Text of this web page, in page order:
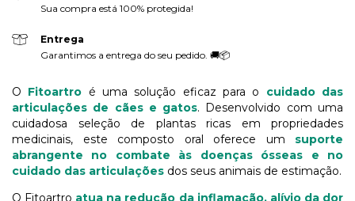
Sua compra está 100% protegida!
Entrega
Garantimos a entrega do seu pedido. 🚚📦
O Fitoartro é uma solução eficaz para o cuidado das
articulações de cães e gatos. Desenvolvido com uma
cuidadosa seleção de plantas ricas em propriedades
medicinais, este composto oral oferece um suporte
abrangente no combate às doenças ósseas e no
cuidado das articulações dos seus animais de estimação.
O Fitoartro atua na redução da inflamação, alívio da dor